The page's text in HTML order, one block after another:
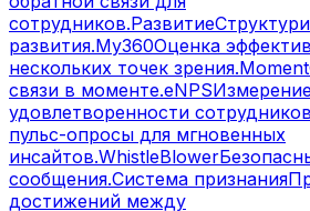
сотрудников.Развитие
развития.My360Оценка
нескольких точек зрения.Moment
связи в моменте.eNPS
удовлетворенности
пульс-опросы для мгновенных
инсайтов.WhistleBlower
сообщения.Система признания
достижений между